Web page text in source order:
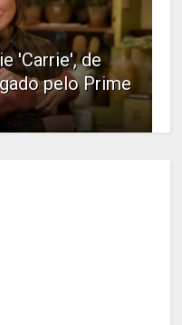
'Carrie', de
pelo Prime